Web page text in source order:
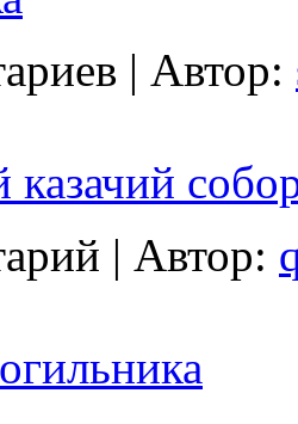
| Автор:
| Автор: